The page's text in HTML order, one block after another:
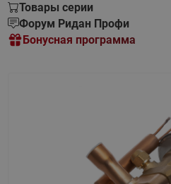
Товары серии
Форум Ридан Профи
Бонусная программа